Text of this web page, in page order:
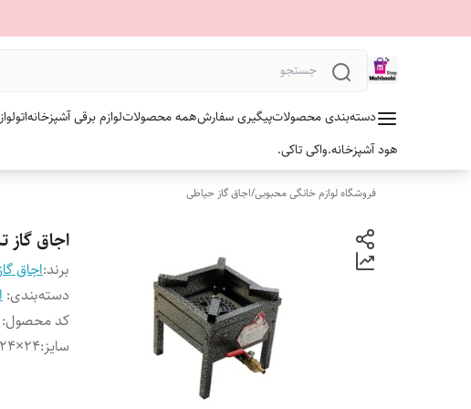
دسته‌بندی محصولاتپیگیری سفارشهمه محصولاتلوازم برقی آشپزخانهاتو
هود آشپزخانه.واکی تاکی.
فروشگاه لوازم خانگی محبوبی/اجاق گاز حیاطی
اجاق گاز تک شعله
برند:اجاق
دسته‌بندی:
کد محصول:
سایز:۲۴×۲۴